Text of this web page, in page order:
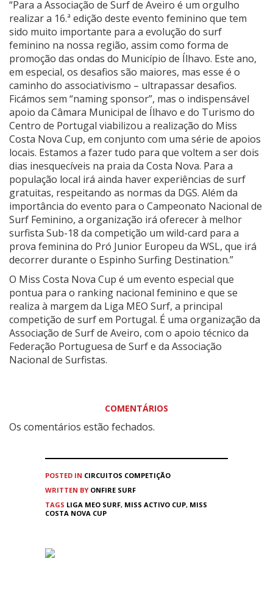
“Para a Associação de Surf de Aveiro é um orgulho
realizar a 16.ª edição deste evento feminino que tem
sido muito importante para a evolução do surf
feminino na nossa região, assim como forma de
promoção das ondas do Município de Ílhavo. Este ano,
em especial, os desafios são maiores, mas esse é o
caminho do associativismo – ultrapassar desafios.
Ficámos sem “naming sponsor”, mas o indispensável
apoio da Câmara Municipal de Ílhavo e do Turismo do
Centro de Portugal viabilizou a realização do Miss
Costa Nova Cup, em conjunto com uma série de apoios
locais. Estamos a fazer tudo para que voltem a ser dois
dias inesquecíveis na praia da Costa Nova. Para a
população local irá ainda haver experiências de surf
gratuitas, respeitando as normas da DGS. Além da
importância do evento para o Campeonato Nacional de
Surf Feminino, a organização irá oferecer à melhor
surfista Sub-18 da competição um wild-card para a
prova feminina do Pró Junior Europeu da WSL, que irá
decorrer durante o Espinho Surfing Destination.”
O Miss Costa Nova Cup é um evento especial que
pontua para o ranking nacional feminino e que se
realiza à margem da Liga MEO Surf, a principal
competição de surf em Portugal. É uma organização da
Associação de Surf de Aveiro, com o apoio técnico da
Federação Portuguesa de Surf e da Associação
Nacional de Surfistas.
COMENTÁRIOS
Os comentários estão fechados.
POSTED IN CIRCUITOS COMPETIÇÃO
WRITTEN BY ONFIRE SURF
TAGS LIGA MEO SURF, MISS ACTIVO CUP, MISS
COSTA NOVA CUP